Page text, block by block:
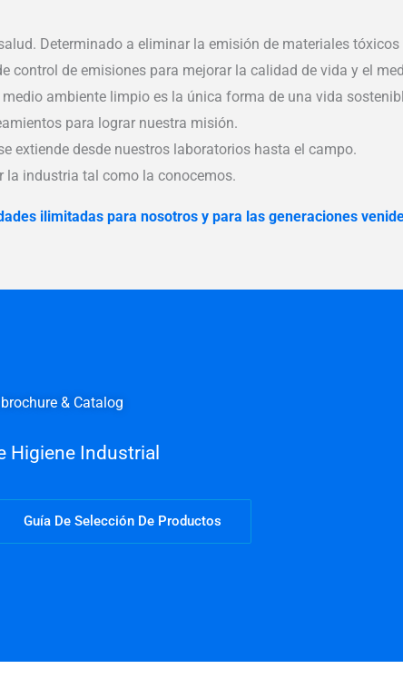
Determinado a eliminar la emisión de materiales
control de emisiones para mejorar la calidad de vida y el
ambiente limpio es la única forma de una vida
para lograr nuestra misión.
extiende desde nuestros laboratorios hasta el campo.
la industria tal como la conocemos.
ilimitadas para nosotros y para las generaciones
& Catalog
Higiene Industrial
Guía De Selección De Productos